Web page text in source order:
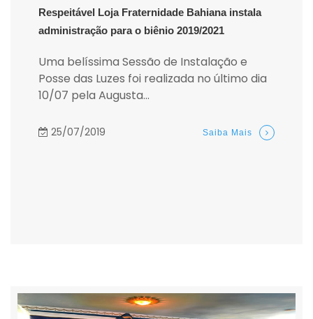
Respeitável Loja Fraternidade Bahiana instala
administração para o biênio 2019/2021
Uma belíssima Sessão de Instalação e
Posse das Luzes foi realizada no último dia
10/07 pela Augusta...
25/07/2019 Saiba Mais